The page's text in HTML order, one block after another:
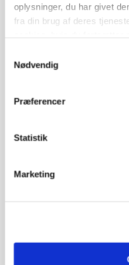
oplysninger, du har givet
fra din brug af deres
Nødvendig
Præferencer
Statistik
Marketing
»Nu stopper I«: